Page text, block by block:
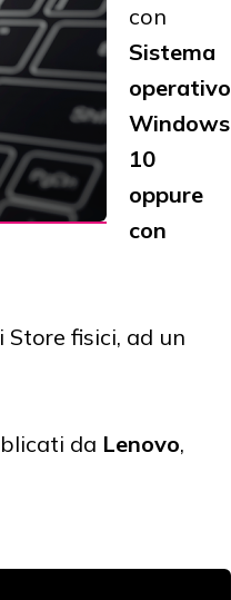
con
Sistema
operativo
Windows
10
oppure
con
fisici, ad un
da Lenovo,